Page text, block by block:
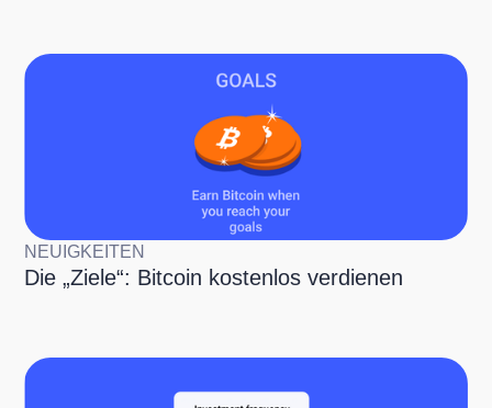
NEUIGKEITEN
Die „Ziele“: Bitcoin kostenlos verdienen